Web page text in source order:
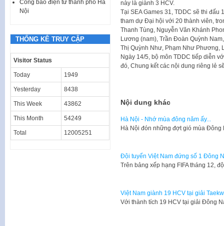
này là giành 3 HCV.
Tại SEA Games 31, TDDC sẽ thi
tham dự Đại hội với 20 thành viên,
Thanh Tùng, Nguyễn Văn Khánh
Lương (nam), Trần Đoàn Quỳnh
Thị Quỳnh Như, Phạm Như Phương,
Ngày 14/5, bộ môn TDDC tiếp diễn
đó, Chung kết các nội dung riêng lẻ
Nội dung khác
Hà Nội - Nhớ mùa đông năm ấy...
Hà Nội đón những đợt gió mùa
Đội tuyển Việt Nam đứng số 1 Đông
Trên bảng xếp hạng FIFA tháng 12,
Việt Nam giành 19 HCV tại giải
Với thành tích 19 HCV tại giải Đông
Công báo điện tử thành phố Hà
Nội
THỐNG KÊ TRUY CẬP
Visitor Status
Today 1949
Yesterday 8438
This Week 43862
This Month 54249
Total 12005251